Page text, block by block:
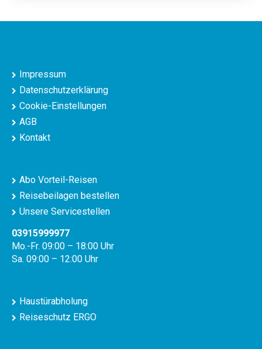
Impressum
Datenschutzerklärung
Cookie-Einstellungen
AGB
Kontakt
Abo Vorteil-Reisen
Reisebeilagen bestellen
Unsere Servicestellen
03915999977
Mo.-Fr. 09:00 – 18:00 Uhr
Sa. 09:00 – 12:00 Uhr
Haustürabholung
Reiseschutz ERGO